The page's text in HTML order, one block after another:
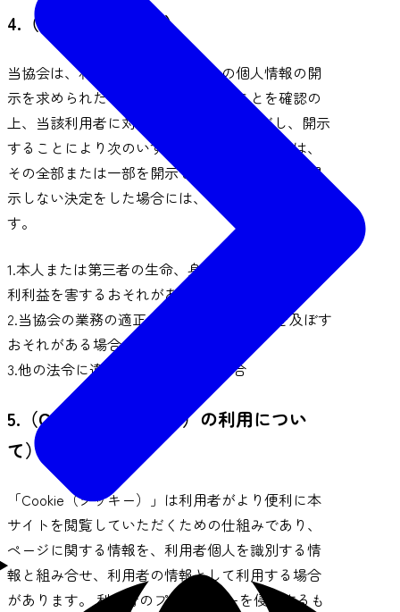
4.（個人情報の開示）
当協会は、利用者から利用者本人の個人情報の開
示を求められたときは、本人であることを確認の
上、当該利用者に対し開示します。 ただし、開示
することにより次のいずれかに該当する場合は、
その全部または一部を開示しないこともあり、開
示しない決定をした場合には、その旨を通知しま
す。
1.本人または第三者の生命、身体、財産その他の権
利利益を害するおそれがある場合
2.当協会の業務の適正な実施に著しい支障を及ぼす
おそれがある場合
3.他の法令に違反することとなる場合
5.（Cookie（クッキー）の利用につい
て）
「Cookie（クッキー）」は利用者がより便利に本
サイトを閲覧していただくための仕組みであり、
ページに関する情報を、利用者個人を識別する情
報と組み合せ、利用者の情報として利用する場合
があります。 利用者のプライバシーを侵害するも